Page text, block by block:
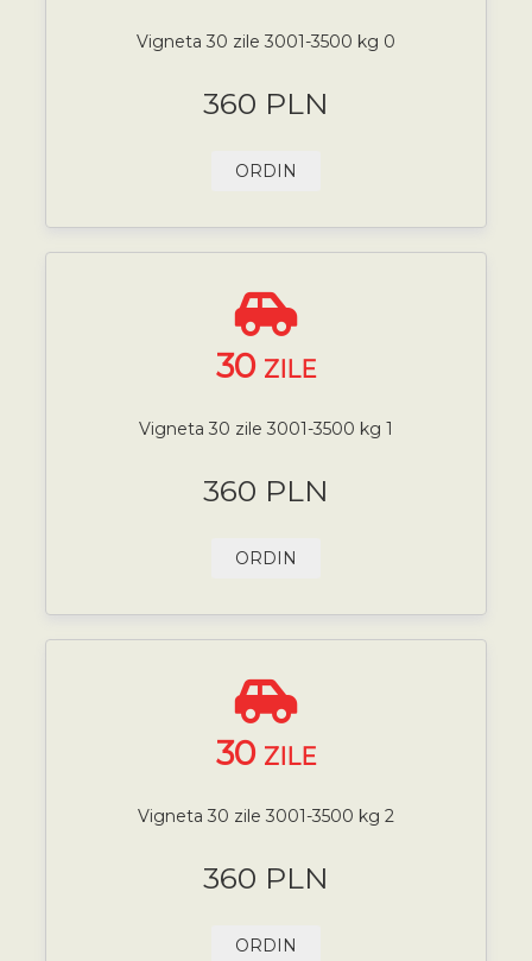
Vigneta 30 zile 3001-3500 kg 0
360 PLN
ORDIN
30 ZILE
Vigneta 30 zile 3001-3500 kg 1
360 PLN
ORDIN
30 ZILE
Vigneta 30 zile 3001-3500 kg 2
360 PLN
ORDIN